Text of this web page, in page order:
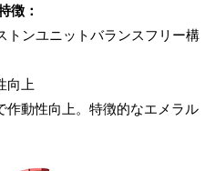
徴：
トンユニットバランスフリー構
向上
作動性向上。特徴的なエメラル